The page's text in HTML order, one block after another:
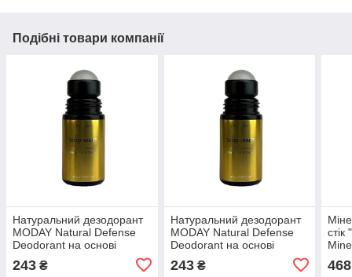
Подібні товари компанії
Натуральний дезодорант
MODAY Natural Defense
Deodorant на основі
мл
243 ₴
Натуральний дезодорант
MODAY Natural Defense
Deodorant на основі
квасців та пантенолу 50
мл
243₴ 468